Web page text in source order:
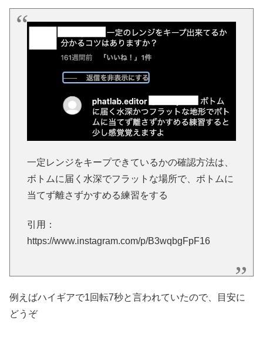
一定レンジをキープできているかの確認方法は、
ボトムに届く水深でフラットな場所で、ボトムに
当てず離さずかすめる練習をする
引用：
https://www.instagram.com/p/B3wqbgFpF16
例えばハイギアで1回転7秒と言われていたので、目安に
どうぞ